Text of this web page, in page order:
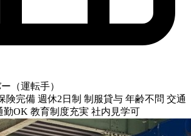
（運転手）
険完備 週休2日制 制服貸与 年齢不問 交通
勤OK 教育制度充実 社内見学可